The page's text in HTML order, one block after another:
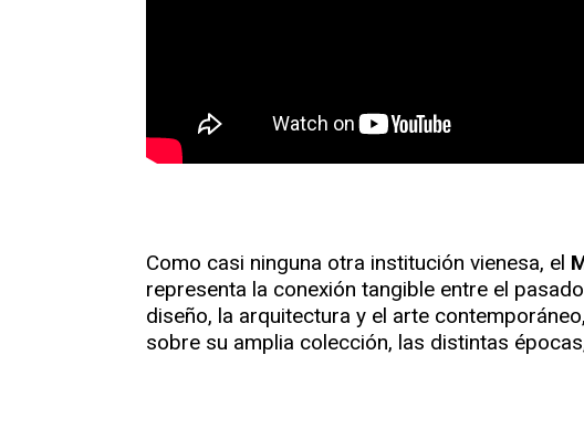
Como casi ninguna otra institución vienesa, el
representa la conexión tangible entre el
diseño, la arquitectura y el arte
sobre su amplia colección, las distintas